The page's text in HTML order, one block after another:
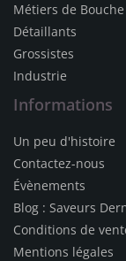
Métiers de Bouche
Détaillants
Grossistes
Industrie
Informations
Un peu d'histoire
Contactez-nous
Évènements
Blog : Saveurs
Conditions de
Mentions légales